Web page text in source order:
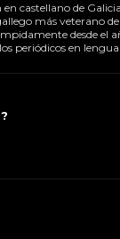
en castellano de
más veterano
desde el
periódicos en lengua